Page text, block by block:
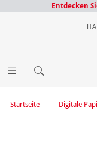
Entdecken
Digitale
Startseite